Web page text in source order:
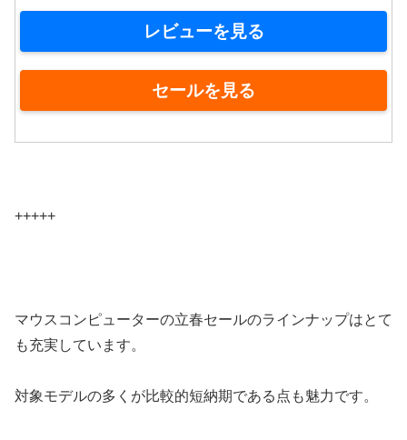
レビューを見る
セールを見る
+++++
マウスコンピューターの立春セールのラインナップはとて
も充実しています。
対象モデルの多くが比較的短納期である点も魅力です。